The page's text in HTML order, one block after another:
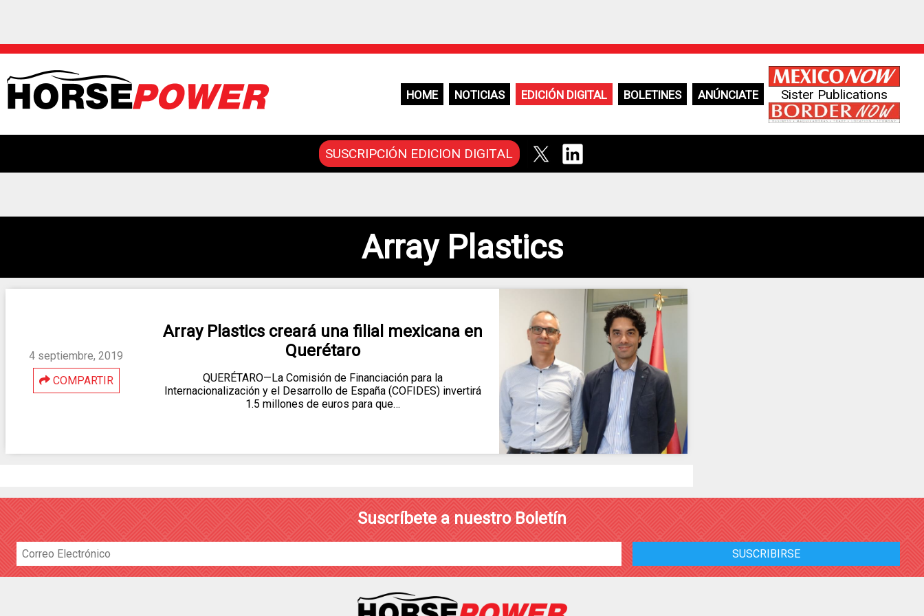
HOME NOTICIAS EDICIÓN DIGITAL BOLETINES ANÚNCIATE Sister Publications
SUSCRIPCIÓN EDICION DIGITAL
Array Plastics
4 septiembre, 2019
COMPARTIR
Array Plastics creará una filial mexicana en
Querétaro
QUERÉTARO—La Comisión de Financiación para la
Internacionalización y el Desarrollo de España (COFIDES) invertirá
1.5 millones de euros para que…
Suscríbete a nuestro Boletín